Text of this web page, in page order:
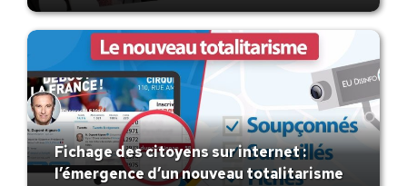
Fichage des citoyens sur internet :
l’émergence d’un nouveau totalitarisme